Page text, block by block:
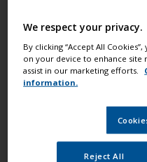
vandlinjen.
sket?
Hverken 1-komponent
begynde at skalle af.
malingen ikke er
We respect your privacy.
By clicking “Accept All
on your device to enhance site
assist in our marketing efforts.
information.
Reject All